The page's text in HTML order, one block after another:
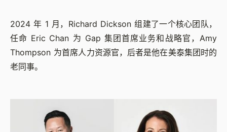
2024 年 1 月，Richard Dickson 组建了一个核心团队，
任命 Eric Chan 为 Gap 集团首席业务和战略官，Amy
Thompson 为首席人力资源官，后者是他在美泰集团时的
老同事。